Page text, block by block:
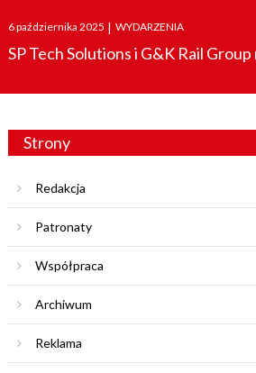
Posted
on
6 października 2025 | WYDARZENIA
SP Tech Solutions i G&K Rail
Strony
Redakcja
Patronaty
Współpraca
Archiwum
Reklama